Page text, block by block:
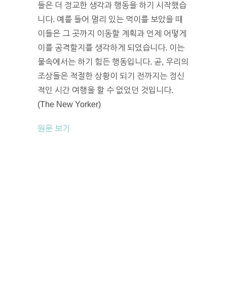
들은 더 정교한 생각과 행동을 하기 시작했습
니다. 예를 들어 멀리 있는 먹이를 보았을 때
이들은 그 곳까지 이동할 계획과 언제 어떻게
이를 공격할지를 생각하게 되었습니다. 이는
물속에서는 하기 힘든 행동입니다. 곧, 우리의
조상들은 적절한 상황이 되기 전까지는 정신
적인 시간 여행을 할 수 없었던 것입니다.
(The New Yorker)
원문 보기